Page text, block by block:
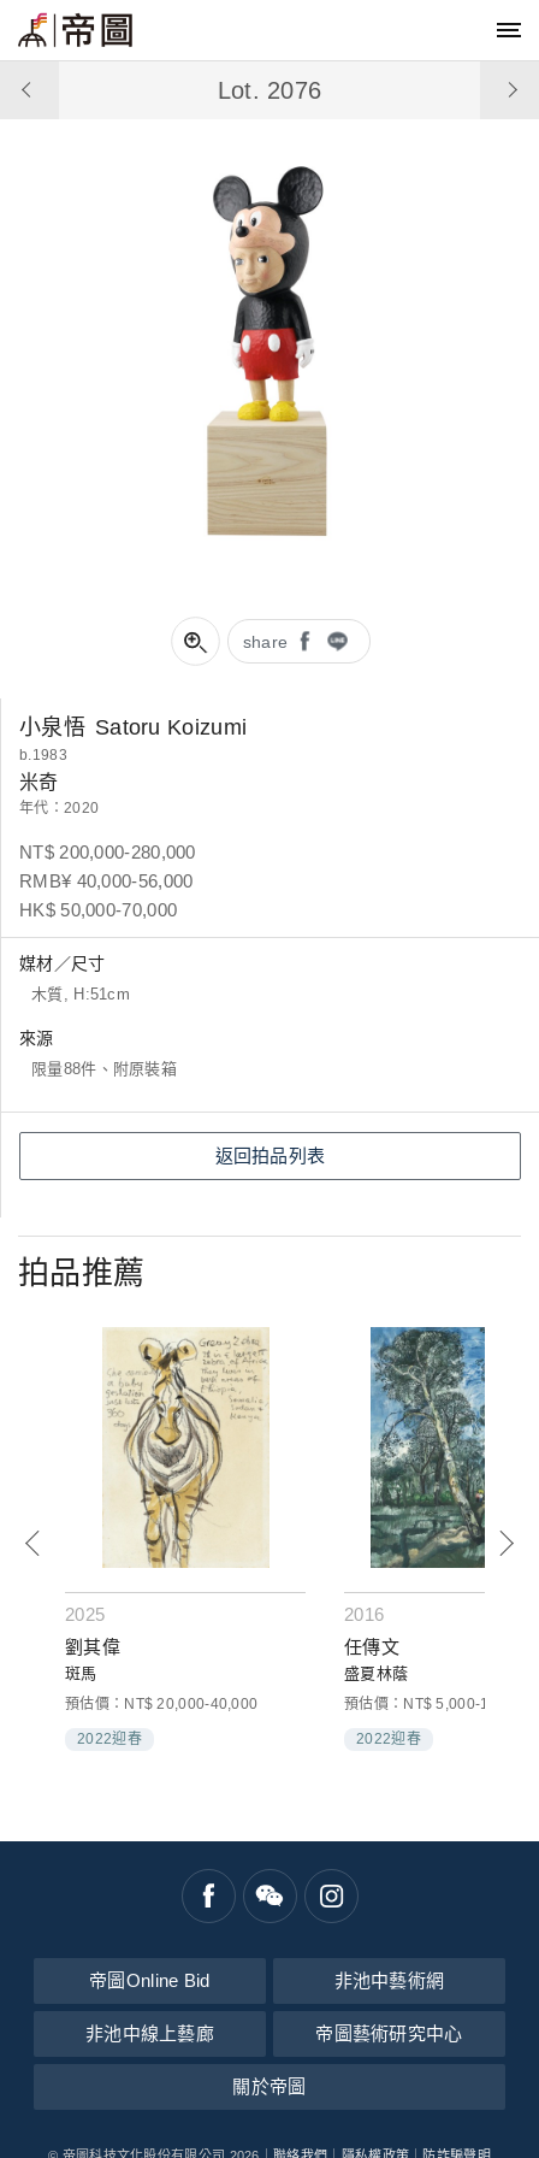
share
Lot. 2076
小泉悟 Satoru Koizumi
b.1983
米奇
年代：2020
NT$ 200,000-280,000
RMB¥ 40,000-56,000
HK$ 50,000-70,000
媒材／尺寸
木質, H:51cm
來源
限量88件、附原裝箱
返回拍品列表
拍品推薦
2025
劉其偉
斑馬
預估價：NT$ 20,000-40,000
2022迎春
2016
任傳文
盛夏林蔭
預估價：NT$ 5,000-10,000
2022迎春
帝圖Online Bid 非池中藝術網
非池中線上藝廊 帝圖藝術研究中心
關於帝圖